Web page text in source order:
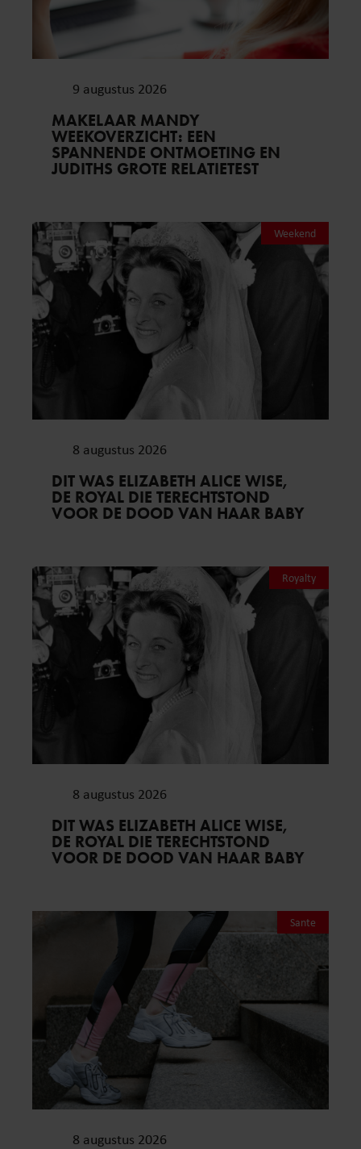
9 augustus 2026
MAKELAAR MANDY
WEEKOVERZICHT: EEN
SPANNENDE ONTMOETING EN
JUDITHS GROTE RELATIETEST
Weekend
8 augustus 2026
DIT WAS ELIZABETH ALICE WISE,
DE ROYAL DIE TERECHTSTOND
VOOR DE DOOD VAN HAAR BABY
Royalty
8 augustus 2026
DIT WAS ELIZABETH ALICE WISE,
DE ROYAL DIE TERECHTSTOND
VOOR DE DOOD VAN HAAR BABY
Sante
8 augustus 2026